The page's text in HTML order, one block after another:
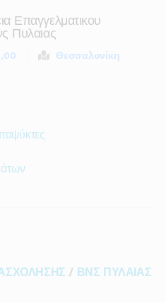
Επαγγελματικου
Πυλαιας
Θεσσαλονίκη
/ ΒΝΣ ΠΥΛΑΙΑΣ